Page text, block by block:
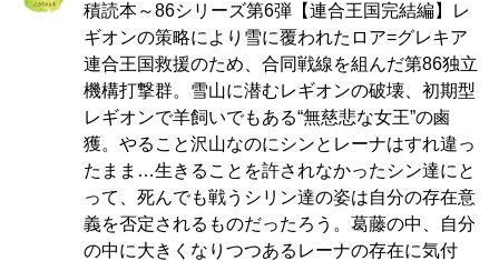
積読本～86シリーズ第6弾【連合王国完結編】レ
ギオンの策略により雪に覆われたロア=グレキア
連合王国救援のため、合同戦線を組んだ第86独立
機構打撃群。雪山に潜むレギオンの破壊、初期型
レギオンで羊飼いでもある“無慈悲な女王”の鹵
獲。やること沢山なのにシンとレーナはすれ違っ
たまま…生きることを許されなかったシン達にと
って、死んでも戦うシリン達の姿は自分の存在意
義を否定されるものだったろう。葛藤の中、自分
の中に大きくなりつつあるレーナの存在に気付